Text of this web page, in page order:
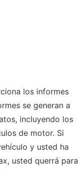
los informes
se generan a
incluyendo los
de motor. Si
y usted ha
usted querrá para